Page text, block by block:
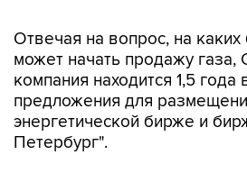
компания находится 1,5
предложения для
энергетической бирже и
Петербург".
"Мы проводили встречи,